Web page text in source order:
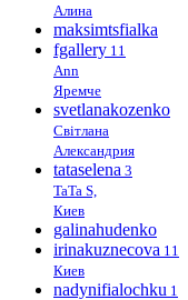
Алина
maksimtsfialka
fgallery 11
Ann
Яремче
svetlanakozenko
Світлана
Александрия
tataselena 3
TaTa S,
Киев
galinahudenko
irinakuznecova 11
Киев
nadynifialochku 1